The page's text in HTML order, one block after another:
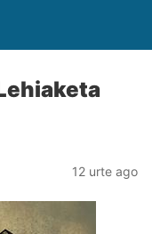
12 urte ago